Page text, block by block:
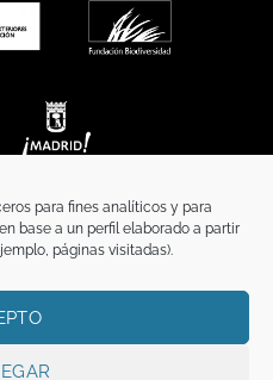
para fines analíticos y para
base a un perfil elaborado a partir
páginas visitadas).
CONDICIONES